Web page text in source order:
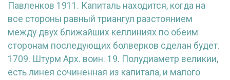
Павленков 1911. Капиталь находится, когда на
все стороны равный триангул разстоянием
между двух ближайших келлиниях по обеим
сторонам последующих болверков сделан будет.
1709. Штурм Арх. воин. 19. Полудиаметр великии,
есть линея сочиненная из капитала, и малого